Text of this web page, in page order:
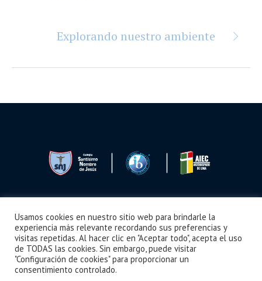
Explorando nuestro ambiente
Seguimos Aprendiendo Boletín Noticias Videos ¿Cómo llegar?
Usamos cookies en nuestro sitio web para brindarle la
experiencia más relevante recordando sus preferencias y
visitas repetidas. Al hacer clic en "Aceptar todo", acepta el uso
de TODAS las cookies. Sin embargo, puede visitar
"Configuración de cookies" para proporcionar un
consentimiento controlado.